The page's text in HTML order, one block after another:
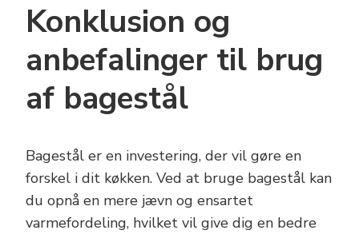
Konklusion og
anbefalinger til brug
af bagestål
Bagestål er en investering, der vil gøre en
forskel i dit køkken. Ved at bruge bagestål kan
du opnå en mere jævn og ensartet
varmefordeling, hvilket vil give dig en bedre